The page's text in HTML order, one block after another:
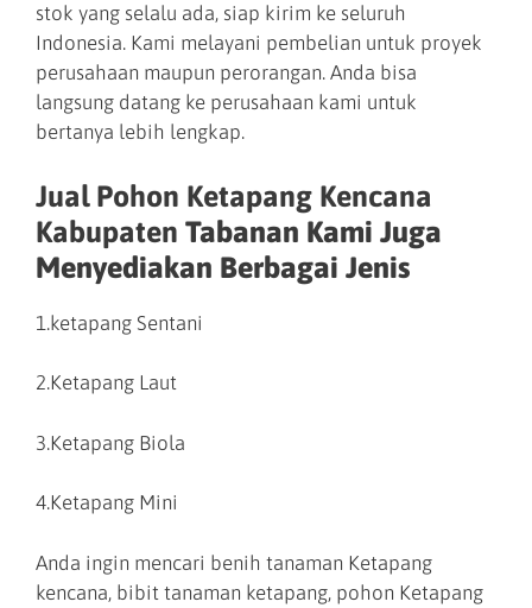
stok yang selalu ada, siap kirim ke seluruh
Indonesia. Kami melayani pembelian untuk proyek
perusahaan maupun perorangan. Anda bisa
langsung datang ke perusahaan kami untuk
bertanya lebih lengkap.
Jual Pohon Ketapang Kencana
Kabupaten Tabanan Kami Juga
Menyediakan Berbagai Jenis
1.ketapang Sentani
2.Ketapang Laut
3.Ketapang Biola
4.Ketapang Mini
Anda ingin mencari benih tanaman Ketapang
kencana, bibit tanaman ketapang, pohon Ketapang